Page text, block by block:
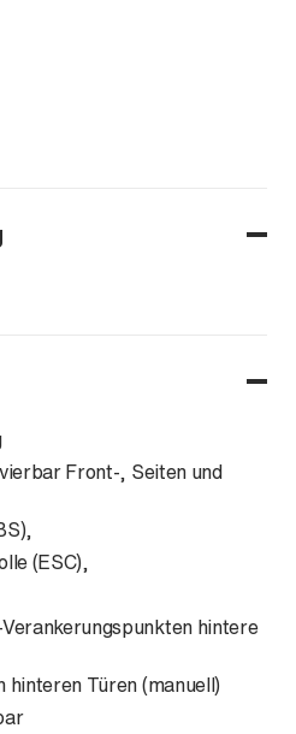
Front-, Seiten und
(ESC),
hintere
hinteren Türen (manuell)